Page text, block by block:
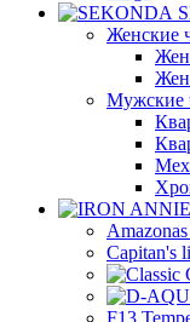
Женские
Мужские
Capitan's
F13